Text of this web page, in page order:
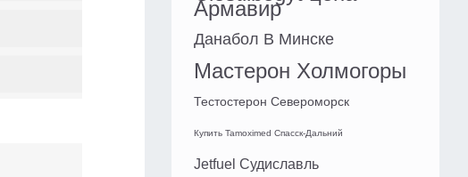
Армавир
Данабол В Минске
Мастерон Холмогоры
Тестостерон Североморск
Купить Tamoximed Спасск-Дальний
Jetfuel Судиславль